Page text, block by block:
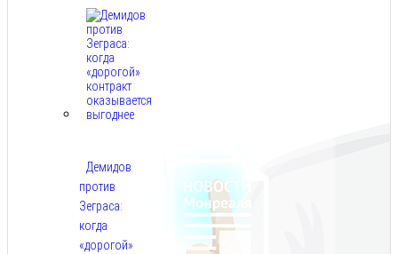
Демидов
против
Зеграса:
когда
«дорогой»